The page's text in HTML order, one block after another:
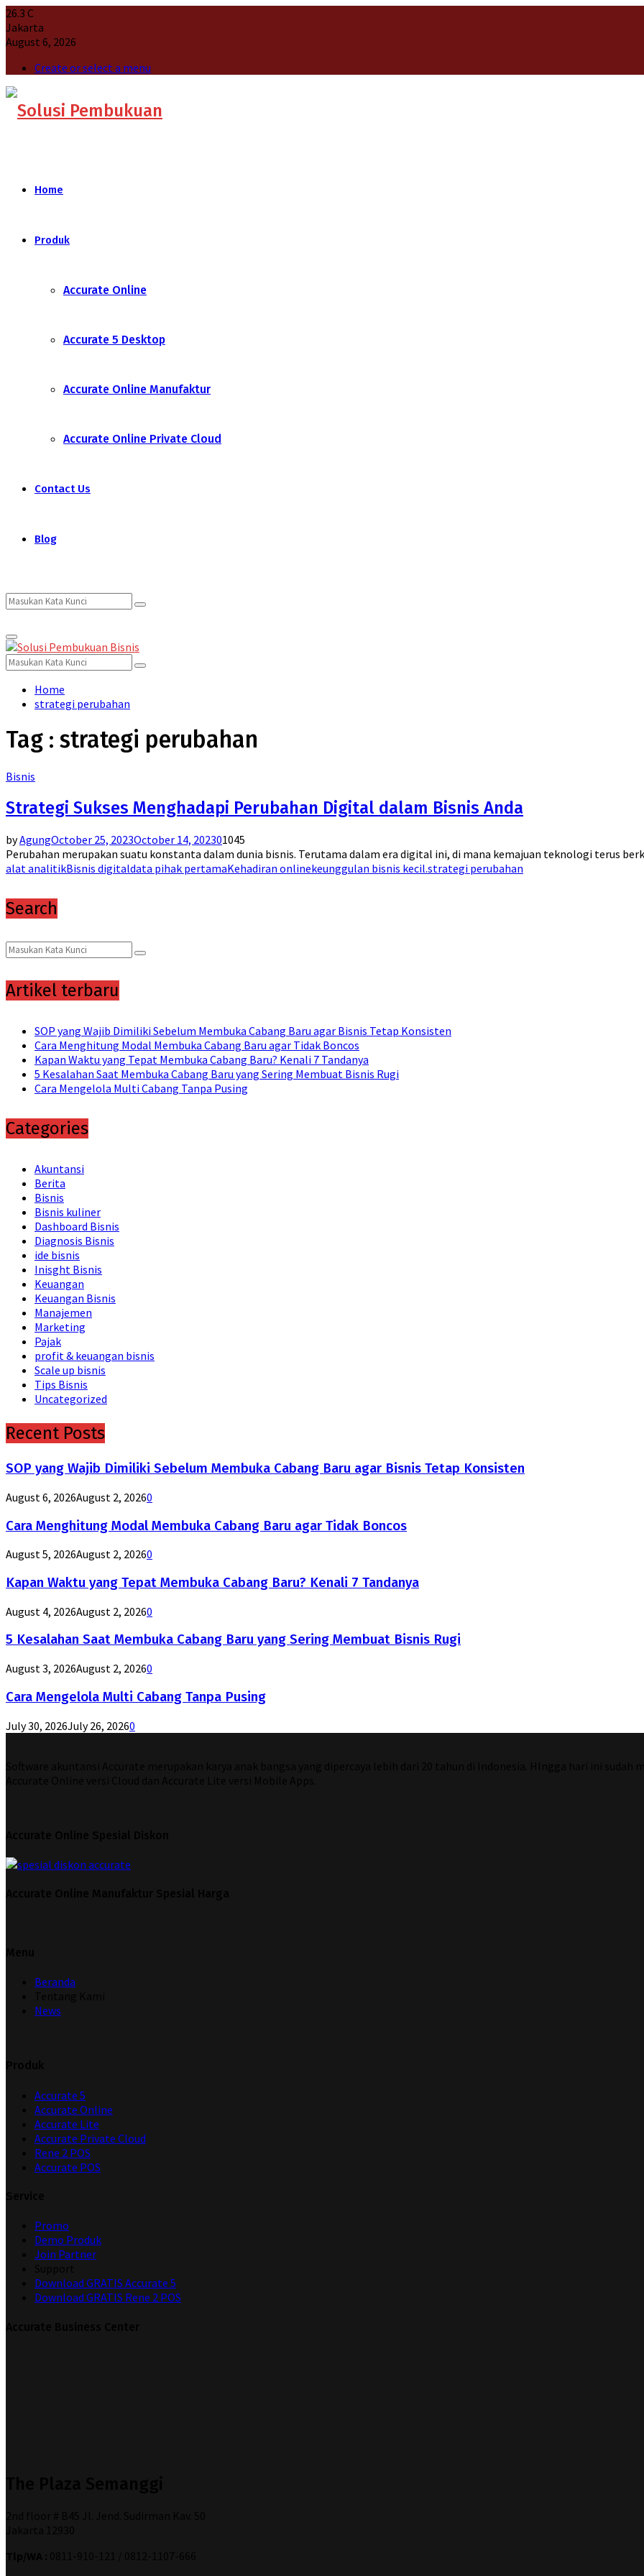
26.3 C
Jakarta
August 6, 2026
Create or select a menu
Home
Produk
Accurate Online
Accurate 5 Desktop
Accurate Online Manufaktur
Accurate Online Private Cloud
Contact Us
Blog
Search
for:
Search
Primary
Menu
Search
for:
Search
Home
strategi perubahan
Tag : strategi perubahan
Bisnis
Strategi Sukses Menghadapi Perubahan Digital dalam Bisnis Anda
byAgungOctober 25, 2023October 14, 202301045
Perubahan merupakan suatu konstanta dalam dunia bisnis. Terutama dalam era digital ini, di mana kemajuan teknologi terus
alat analitikBisnis digitaldata pihak pertamaKehadiran onlinekeunggulan bisnis kecil.strategi perubahan
Search
Search
for:
Search
Artikel terbaru
SOP yang Wajib Dimiliki Sebelum Membuka Cabang Baru agar Bisnis Tetap Konsisten
Cara Menghitung Modal Membuka Cabang Baru agar Tidak Boncos
Kapan Waktu yang Tepat Membuka Cabang Baru? Kenali 7 Tandanya
5 Kesalahan Saat Membuka Cabang Baru yang Sering Membuat Bisnis Rugi
Cara Mengelola Multi Cabang Tanpa Pusing
Categories
Akuntansi
Berita
Bisnis
Bisnis kuliner
Dashboard Bisnis
Diagnosis Bisnis
ide bisnis
Inisght Bisnis
Keuangan
Keuangan Bisnis
Manajemen
Marketing
Pajak
profit & keuangan bisnis
Scale up bisnis
Tips Bisnis
Uncategorized
Recent Posts
SOP yang Wajib Dimiliki Sebelum Membuka Cabang Baru agar Bisnis Tetap Konsisten
August 6, 2026August 2, 20260
Cara Menghitung Modal Membuka Cabang Baru agar Tidak Boncos
August 5, 2026August 2, 20260
Kapan Waktu yang Tepat Membuka Cabang Baru? Kenali 7 Tandanya
August 4, 2026August 2, 20260
5 Kesalahan Saat Membuka Cabang Baru yang Sering Membuat Bisnis Rugi
August 3, 2026August 2, 20260
Cara Mengelola Multi Cabang Tanpa Pusing
July 30, 2026July 26, 20260
Beranda
News
Accurate 5
Accurate Online
Accurate Lite
Accurate Private Cloud
Rene 2 POS
Accurate POS
Promo
Demo Produk
Join Partner
Download GRATIS Accurate 5
Download GRATIS Rene 2 POS